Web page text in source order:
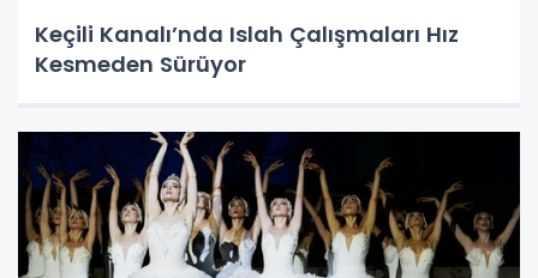
Keçili Kanalı’nda Islah Çalışmaları Hız
Kesmeden Sürüyor